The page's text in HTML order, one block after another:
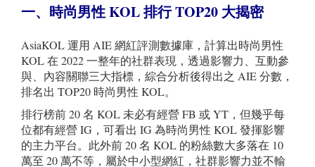
一、時尚男性 KOL 排行 TOP20 大揭密
AsiaKOL 運用 AIE 網紅評測數據庫，計算出時尚男性
KOL 在 2022 一整年的社群表現，透過影響力、互動參
與、內容關聯三大指標，綜合分析後得出之 AIE 分數，
排名出 TOP20 時尚男性 KOL。
排行榜前 20 名 KOL 未必有經營 FB 或 YT，但幾乎每
位都有經營 IG，可看出 IG 為時尚男性 KOL 發揮影響
的主力平台。此外前 20 名 KOL 的粉絲數大多落在 10
萬至 20 萬不等，屬於中小型網紅，社群影響力並不輸